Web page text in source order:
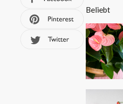
Beliebt